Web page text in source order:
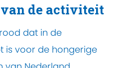
de activiteit
dat in de
is voor de hongerige